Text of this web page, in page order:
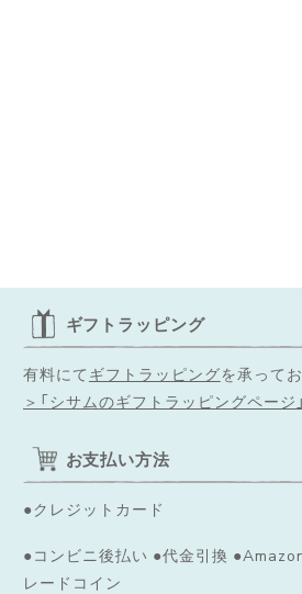
ギフトラッピング
有料にて ギフトラッピングを承って
＞「シサムのギフトラッピングページ
お支払い方法
●クレジットカード
●コンビニ後払い ●代金引換
レードコイン